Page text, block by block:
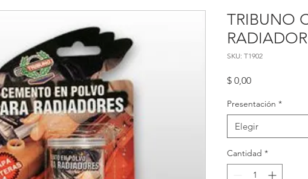
TRIBUNO
RADIADOR
SKU: T1902
$ 0,00Precio
Presentación *
Elegir
Cantidad *